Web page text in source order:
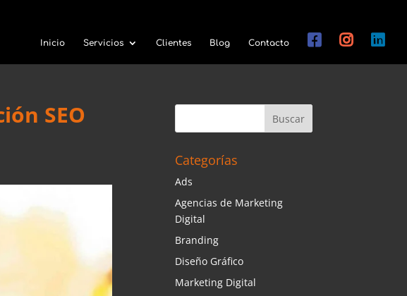
Inicio Servicios Clientes Blog Contacto
SEO
Categorías
Ads
Agencias de Marketing
Digital
Branding
Diseño Gráfico
Marketing Digital